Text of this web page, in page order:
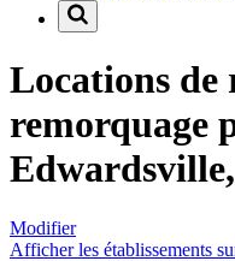
Locations de
remorquage
Modifier
Afficher les établissements